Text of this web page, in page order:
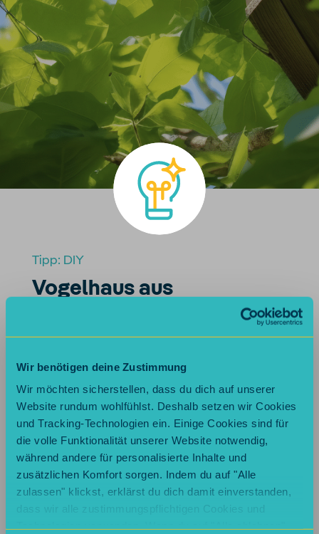
Wir benötigen deine Zustimmung
Wir möchten sicherstellen, dass du dich auf unserer
Website rundum wohlfühlst. Deshalb setzen wir Cookies
und Tracking-Technologien ein. Einige Cookies sind für
die volle Funktionalität unserer Website notwendig,
während andere für personalisierte Inhalte und
zusätzlichen Komfort sorgen. Indem du auf "Alle
zulassen" klickst, erklärst du dich damit einverstanden,
dass wir alle zustimmungspflichtigen Cookies und
Tipp: DIY
Vogelhaus aus
Text zu Audio
Einen echt flotten Drive-In für die Vogelschar
im Garten kannst du ganz einfach aus ein paar
Ästen und ‘ner Dose basteln. Damit haben
Amsel, Drossel, Fink und Star und die restlichen
Homies immer ‘nen leckeren Snack in